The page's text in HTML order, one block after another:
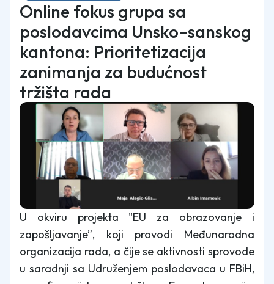
Online fokus grupa sa
poslodavcima Unsko-sanskog
kantona: Prioritetizacija
zanimanja za budućnost
tržišta rada
U okviru projekta "EU za obrazovanje i
zapošljavanje”, koji provodi Međunarodna
organizacija rada, a čije se aktivnosti sprovode
u saradnji sa Udruženjem poslodavaca u FBiH,